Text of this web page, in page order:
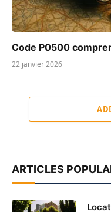
Code P0500
22 janvier 2026
ARTICLES